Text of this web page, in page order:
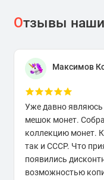
Отзывы
Максимов
Уже давно являюсь
мешок монет.
коллекцию монет.
так и СССР. Что
появились
возможностью